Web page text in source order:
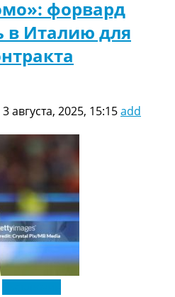
форвард
в Италию для
3 августа, 2025, 15:15add